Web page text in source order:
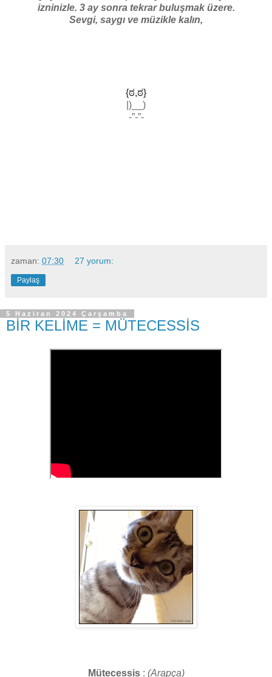
izninizle. 3 ay sonra tekrar buluşmak üzere.
Sevgi, saygı ve müzikle kalın,
{ಠ,ಠ}
|)__)
-”-”-
zaman: 07:30 27 yorum:
Paylaş
5 Haziran 2024 Çarşamba
BİR KELİME = MÜTECESSİS
Mütecessis : (Arapça)